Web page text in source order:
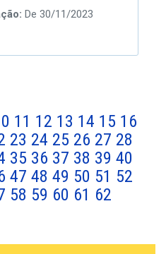
De 30/11/2023
11 12 13 14 15 16
23 24 25 26 27 28
35 36 37 38 39 40
47 48 49 50 51 52
58 59 60 61 62